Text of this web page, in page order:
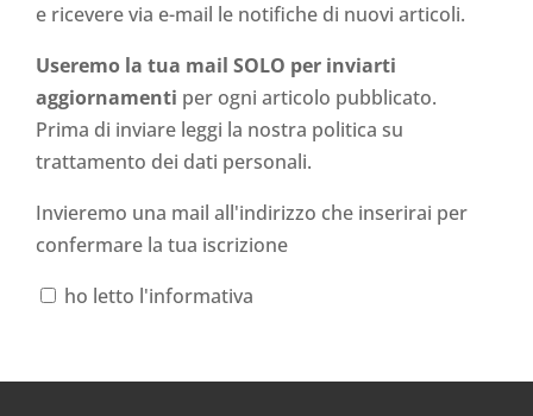
e ricevere via e-mail le notifiche di nuovi articoli.
Useremo la tua mail SOLO per inviarti
aggiornamenti per ogni articolo pubblicato.
Prima di inviare leggi la nostra politica su
trattamento dei dati personali.
Invieremo una mail all'indirizzo che inserirai per
confermare la tua iscrizione
ho letto l'informativa